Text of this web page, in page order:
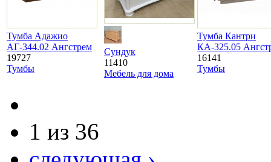
Тумба Адажио
АГ-344.02 Ангстрем
19727
Тумбы
Сундук
11410
Мебель для дома
Тумба Кантри
КА-325.05
16141
Тумбы
1 из 36